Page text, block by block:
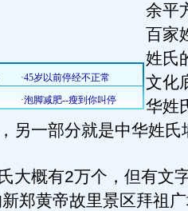
余平
百家
姓氏
文化
华姓
另一部分就是中华姓氏
概有2万个，但有文
郑黄帝故里景区拜祖